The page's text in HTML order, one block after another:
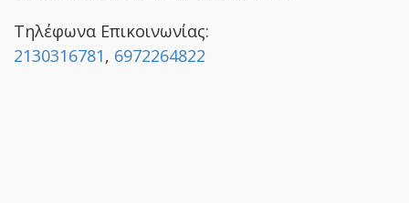
Τηλέφωνα Επικοινωνίας:
2130316781, 6972264822